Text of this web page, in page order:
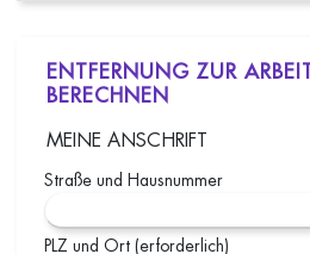
ENTFERNUNG ZUR
BERECHNEN
MEINE ANSCHRIFT
Straße und Hausnummer
PLZ und Ort (erforderlich)